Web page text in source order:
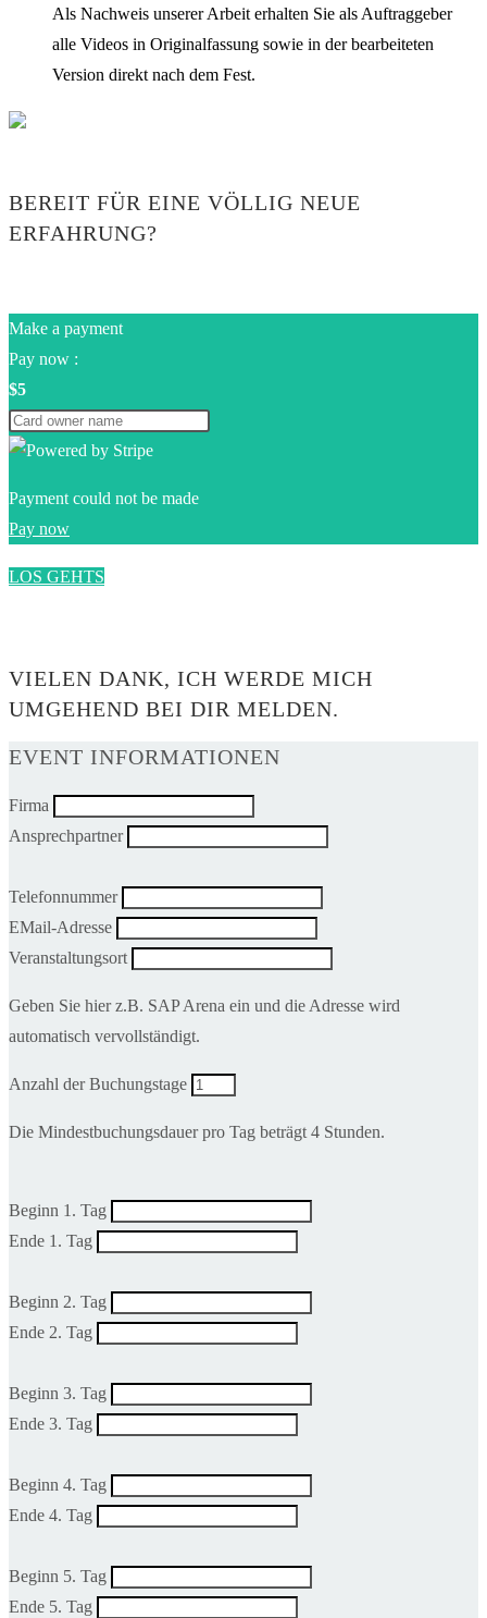
Als Nachweis unserer Arbeit erhalten Sie als Auftraggeber
alle Videos in Originalfassung sowie in der bearbeiteten
Version direkt nach dem Fest.
BEREIT FÜR EINE VÖLLIG NEUE
ERFAHRUNG?
Make a payment
Pay now :
$5
Payment could not be made
Pay now
LOS GEHTS
VIELEN DANK, ICH WERDE MICH
UMGEHEND BEI DIR MELDEN.
EVENT INFORMATIONEN
Firma
Ansprechpartner
Telefonnummer
EMail-Adresse
Veranstaltungsort
Geben Sie hier z.B. SAP Arena ein und die Adresse wird
automatisch vervollständigt.
Anzahl der Buchungstage
Die Mindestbuchungsdauer pro Tag beträgt 4 Stunden.
Beginn 1. Tag
Ende 1. Tag
Beginn 2. Tag
Ende 2. Tag
Beginn 3. Tag
Ende 3. Tag
Beginn 4. Tag
Ende 4. Tag
Beginn 5. Tag
Ende 5. Tag